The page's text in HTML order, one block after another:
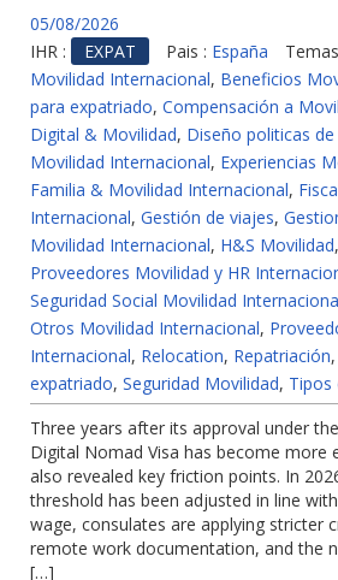
05/08/2026
IHR :
EXPAT Pais : España
Movilidad Internacional, Beneficios
para expatriado, Compensación a
Digital & Movilidad, Diseño politicas
Movilidad Internacional, Experiencias
Familia & Movilidad Internacional,
Internacional, Gestión de viajes,
Movilidad Internacional, H&S Movilidad,
Proveedores Movilidad y HR
Seguridad Social Movilidad
Otros Movilidad Internacional,
Internacional, Relocation, Repatriación,
expatriado, Seguridad Movilidad, Tipos
Three years after its approval under
Digital Nomad Visa has become more
also revealed key friction points. In
threshold has been adjusted in line
wage, consulates are applying stricter
remote work documentation, and the
[…]